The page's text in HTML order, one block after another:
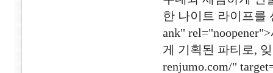
한 나이트 라이프를
ank"
게 기획된 파티로,
renjumo.com/"